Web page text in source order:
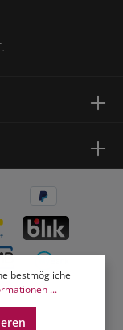
.
bestmögliche
...